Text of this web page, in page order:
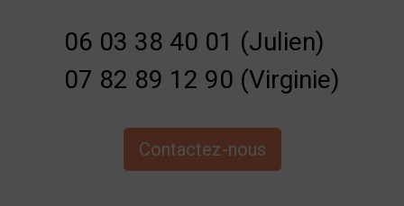
06 03 38 40 01 (Julien)
07 82 89 12 90 (Virginie)
Contactez-nous